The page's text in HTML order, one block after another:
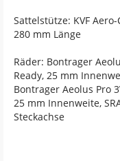
Sattelstütze: KVF
280 mm Länge
Räder: Bontrager
Ready, 25 mm
Bontrager Aeolus Pro
25 mm Innenweite,
Steckachse